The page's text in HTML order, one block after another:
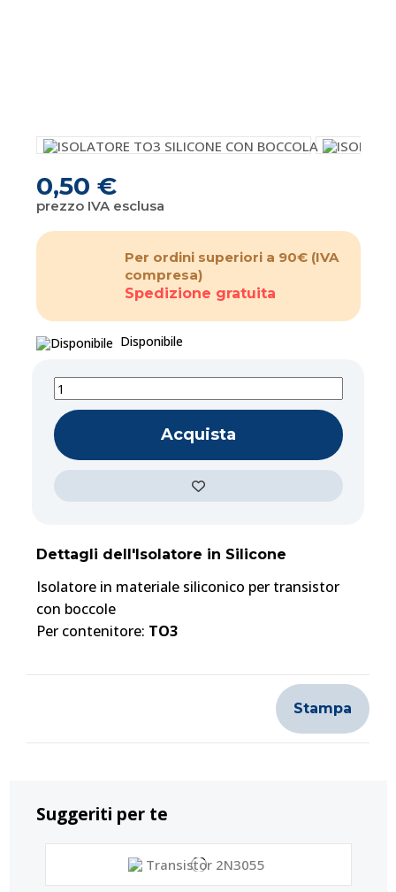
0,50 €
prezzo IVA esclusa
Per ordini superiori a 90€ (IVA
compresa)
Spedizione gratuita
Disponibile
Acquista
Dettagli dell'Isolatore in Silicone
Isolatore in materiale siliconico per transistor
con boccole
Per contenitore: TO3
Stampa
Suggeriti per te